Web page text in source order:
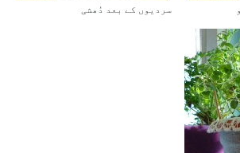
سردیوں کے بعد دُھشی